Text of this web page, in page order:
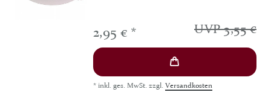
UVP 3,55 €
2,95 € *
* inkl. ges. MwSt. zzgl. Versandkosten